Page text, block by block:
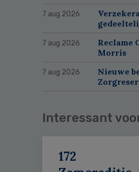
7 aug 2026
7 aug 2026
Reclame
Morris
7 aug 2026
Nieuwe
Interessant
172